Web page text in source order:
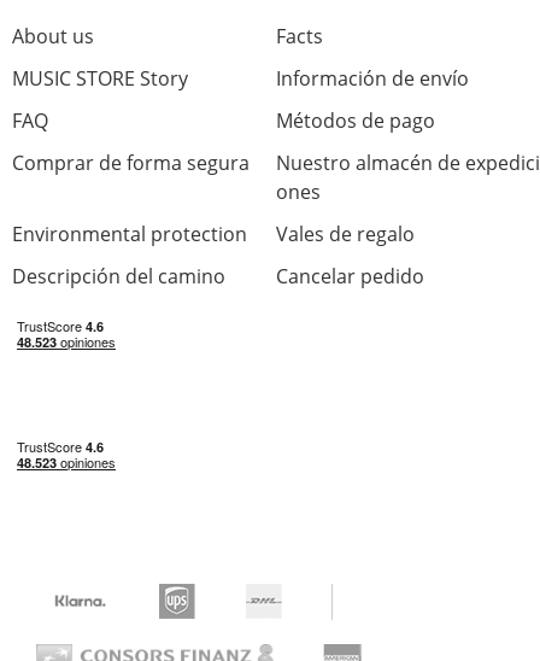
About us
Facts
MUSIC STORE Story
Información de envío
FAQ
Métodos de pago
Comprar de forma segura
Nuestro almacén de expedici
ones
Environmental protection
Vales de regalo
Descripción del camino
Cancelar pedido